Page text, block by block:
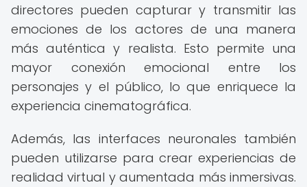
directores pueden capturar y transmitir las
emociones de los actores de una manera
más auténtica y realista. Esto permite una
mayor conexión emocional entre los
personajes y el público, lo que enriquece la
experiencia cinematográfica.
Además, las interfaces neuronales también
pueden utilizarse para crear experiencias de
realidad virtual y aumentada más inmersivas.